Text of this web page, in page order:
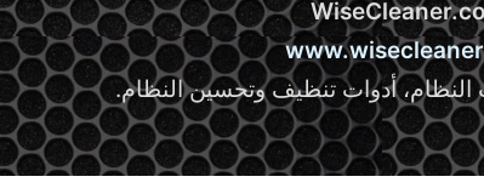
النظام، أدوات تنظيف وتحسين النظام.